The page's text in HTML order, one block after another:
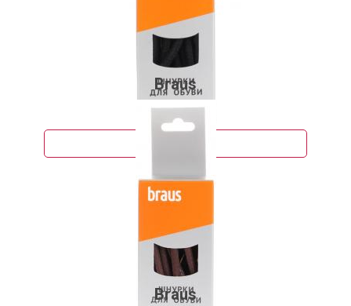
Braus
58 руб.
Braus